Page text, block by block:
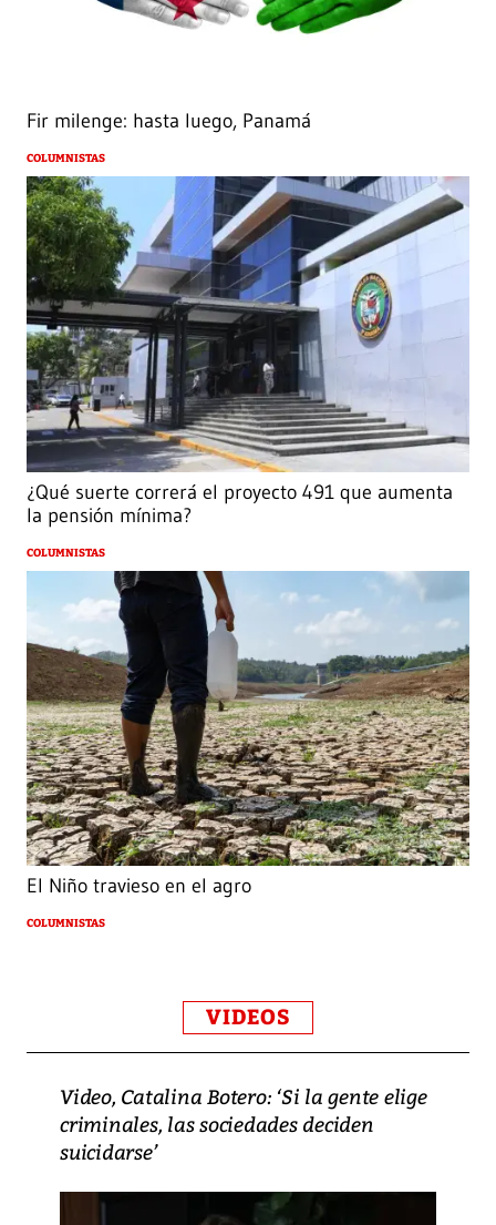
Fir milenge: hasta luego, Panamá
COLUMNISTAS
¿Qué suerte correrá el proyecto 491 que aumenta
la pensión mínima?
COLUMNISTAS
El Niño travieso en el agro
COLUMNISTAS
VIDEOS
Video, Catalina Botero: ‘Si la gente elige
criminales, las sociedades deciden
suicidarse’